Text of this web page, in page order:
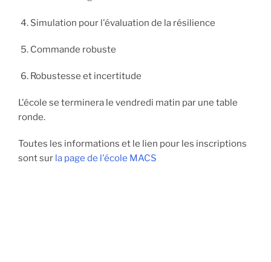
Simulation pour l'évaluation de la résilience
Commande robuste
Robustesse et incertitude
L'école se terminera le vendredi matin par une table
ronde.
Toutes les informations et le lien pour les inscriptions
sont sur la page de l'école MACS